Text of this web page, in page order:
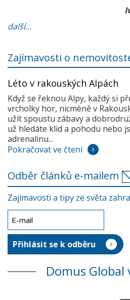
další...
Zajímavosti o
Léto v rakouských Alpách
Když se řeknou Alpy, každý si
vrcholky hor, nicméně v
užít spoustu zábavy a
už hledáte klid a pohodu nebo
adrenalinu...
Pokračovat ve čtení
Odběr článků e-mailem
Zajímavosti a tipy ze světa
Domus Global